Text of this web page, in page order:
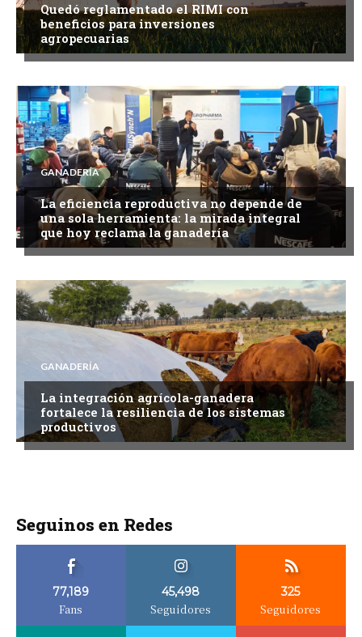
Quedó reglamentado el RIMI con
beneficios para inversiones
agropecuarias
GANADERÍA
La eficiencia reproductiva no depende de
una sola herramienta: la mirada integral
que hoy reclama la ganadería
GANADERÍA
La integración agrícola-ganadera
fortalece la resiliencia de los sistemas
productivos
Seguinos en Redes
77,189
Fans
45,498
Seguidores
325
Seguidores